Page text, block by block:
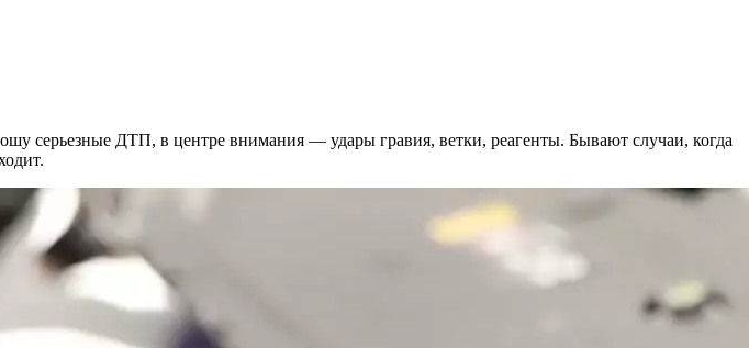
серьезные ДТП, в центре внимания — удары гравия, ветки, реагенты. Бывают случаи, когда